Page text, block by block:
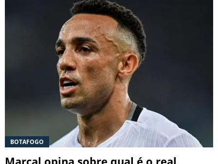
BOTAFOGO
Marçal opina sobre qual é o real